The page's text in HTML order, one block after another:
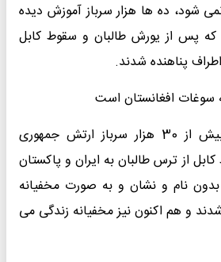
شود، ده ها هزار سرباز آموزش دیده
پس از یورش طالبان و سقوط کابل
پناهنده شدند.
افغانستان است
طبق گزارش آناتولی، بیش از 30 هزار سرباز ارتش جمهوری
از ترس طالبان به ایران و پاکستان
بدون نام و نشان و به صورت مخفیانه
و هم اکنون نیز مخفیانه زندگی می